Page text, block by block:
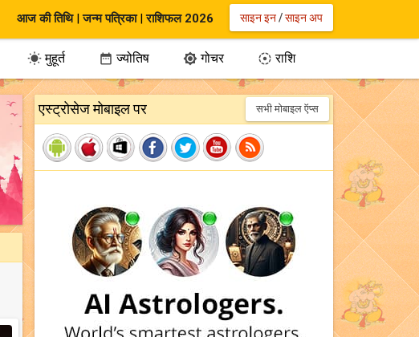
आज की तिथि|जन्म पत्रिका|राशिफल 2026 साइन इन/साइन अप
मुहूर्त  ज्योतिष  गोचर  राशि
एस्ट्रोसेज मोबाइल पर सभी मोबाइल ऍप्स